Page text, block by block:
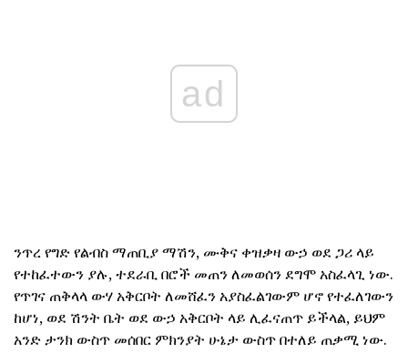
ad
ንጥረ የግድ የልብስ ማጠቢያ ማሽን, ሙቅና ቀዝቃዛ ውኃ ወደ ጋሪ ላይ
የተከፈተውን ያሉ, ተደራቢ በሮች መጠን ለመወሰን ደግሞ አስፈላጊ ነው.
የጥገና ጠቅላላ ውሃ አቅርቦት ለመሸፈን አያስፈልገውም ሆኖ የተፈለገውን
ከሆነ, ወደ ሽንት ቤት ወደ ውኃ አቅርቦት ላይ ሊፈናጠጥ ይችላል, ይህም
አንድ ታንክ ውስጥ መሰበር ምክንያት ሁኔታ ውስጥ በተለይ ጠቃሚ ነው.